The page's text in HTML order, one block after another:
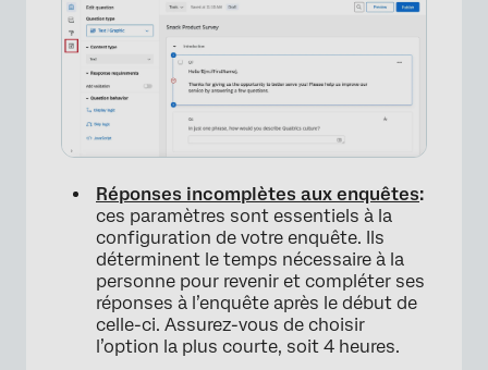
Réponses incomplètes aux enquêtes:
ces paramètres sont essentiels à la
configuration de votre enquête. Ils
déterminent le temps nécessaire à la
personne pour revenir et compléter ses
réponses à l’enquête après le début de
celle-ci. Assurez-vous de choisir
l’option la plus courte, soit 4 heures.